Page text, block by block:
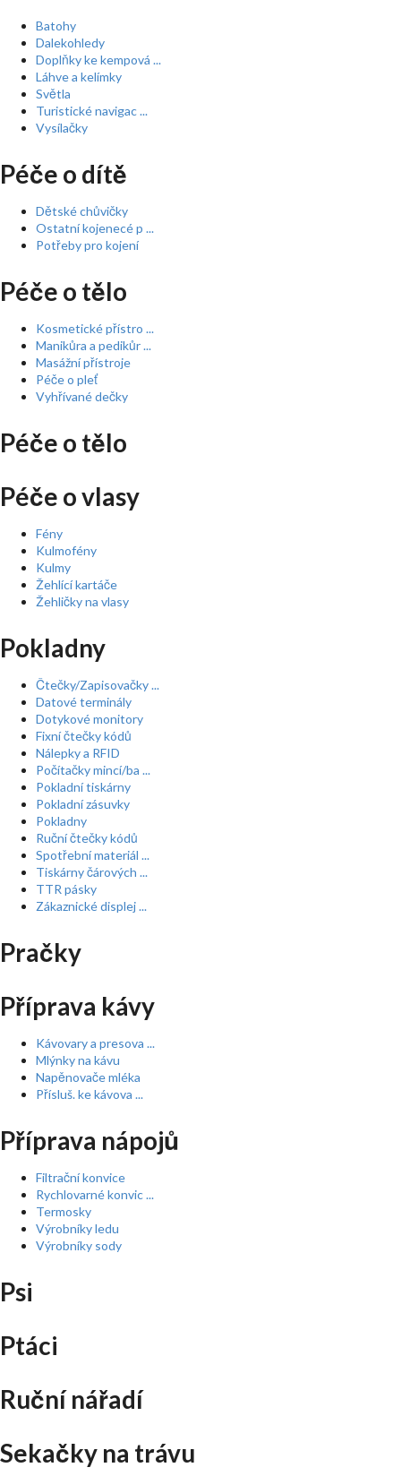
Batohy
Dalekohledy
Doplňky ke kempová ...
Láhve a kelímky
Světla
Turistické navigac ...
Vysílačky
Péče o dítě
Dětské chůvičky
Ostatní kojenecé p ...
Potřeby pro kojení
Péče o tělo
Kosmetické přístro ...
Manikůra a pedikůr ...
Masážní přístroje
Péče o pleť
Vyhřívané dečky
Péče o tělo
Péče o vlasy
Fény
Kulmofény
Kulmy
Žehlící kartáče
Žehličky na vlasy
Pokladny
Čtečky/Zapisovačky ...
Datové terminály
Dotykové monitory
Fixní čtečky kódů
Nálepky a RFID
Počítačky mincí/ba ...
Pokladní tiskárny
Pokladní zásuvky
Pokladny
Ruční čtečky kódů
Spotřební materiál ...
Tiskárny čárových ...
TTR pásky
Zákaznické displej ...
Pračky
Příprava kávy
Kávovary a presova ...
Mlýnky na kávu
Napěnovače mléka
Přísluš. ke kávova ...
Příprava nápojů
Filtrační konvice
Rychlovarné konvic ...
Termosky
Výrobníky ledu
Výrobníky sody
Psi
Ptáci
Ruční nářadí
Sekačky na trávu